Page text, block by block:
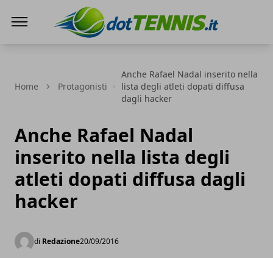
Home Protagonisti
Anche Rafael Nadal inserito nella
lista degli atleti dopati diffusa
dagli hacker
Anche Rafael Nadal
inserito nella lista degli
atleti dopati diffusa dagli
hacker
di Redazione20/09/2016